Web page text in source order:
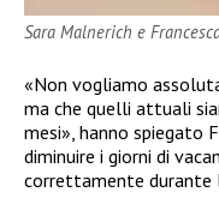
Sara Malnerich e
«Non vogliamo
ma che quelli attuali
mesi», hanno spiegato
diminuire i giorni di
correttamente durante